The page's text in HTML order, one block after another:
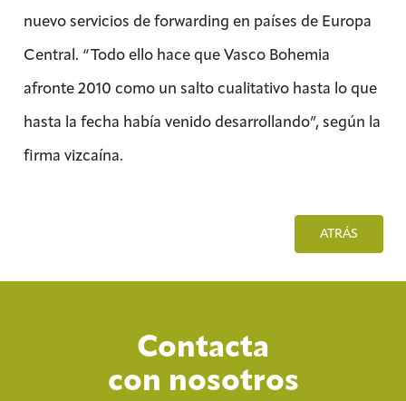
nuevo servicios de forwarding en países de Europa
Central. “Todo ello hace que Vasco Bohemia
afronte 2010 como un salto cualitativo hasta lo que
hasta la fecha había venido desarrollando”, según la
firma vizcaína.
ATRÁS
Contacta
con nosotros